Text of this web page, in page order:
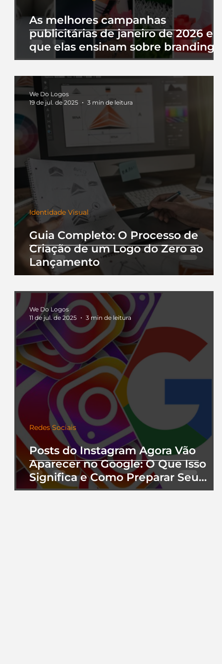
As melhores campanhas
publicitárias de janeiro de 2026 e
que elas ensinam sobre branding
Guia Completo: O Processo de
Criação de um Logo do Zero ao
Lançamento
Identidade Visual
We Do Logos
19 de jul. de 2025
3 min de leitura
Posts do Instagram Agora Vão
Aparecer no Google: O Que Isso
Significa e Como Preparar Seu
Perfil
Redes Sociais
We Do Logos
11 de jul. de 2025
3 min de leitura